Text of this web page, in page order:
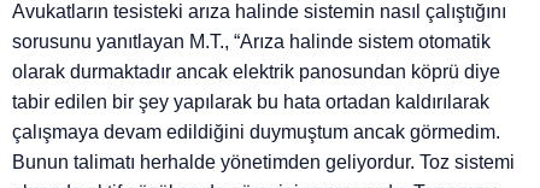
Avukatların tesisteki arıza halinde sistemin nasıl çalıştığını
sorusunu yanıtlayan M.T., “Arıza halinde sistem otomatik
olarak durmaktadır ancak elektrik panosundan köprü diye
tabir edilen bir şey yapılarak bu hata ortadan kaldırılarak
çalışmaya devam edildiğini duymuştum ancak görmedim.
Bunun talimatı herhalde yönetimden geliyordur. Toz sistemi